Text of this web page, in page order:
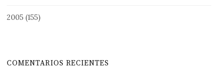
2005 (155)
COMENTARIOS RECIENTES